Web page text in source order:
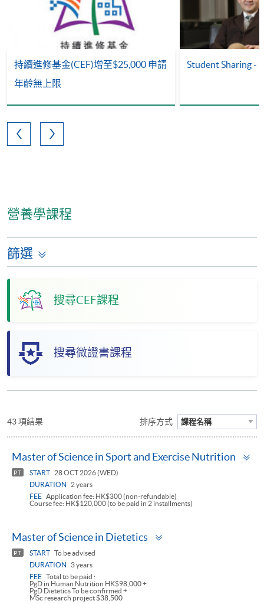
持續進修基金(CEF)增至$25,000 申請
年齡無上限
Student Sharing -
營養學課程
篩選
搜尋CEF課程
搜尋微證書課程
43 項結果 排序方式 課程名稱
Master of Science in Sport and Exercise Nutrition
PT START
28 OCT 2026 (WED)
DURATION
2 years
FEE
Application fee: HK$300 (non-refundable)
Course fee: HK$120,000 (to be paid in 2 installments)
Master of Science in Dietetics
PT START To be advised
DURATION
3 years
FEE Total to be paid :
PgD in Human Nutrition HK$98,000 +
PgD Dietetics To be confirmed +
MSc research project $38,500